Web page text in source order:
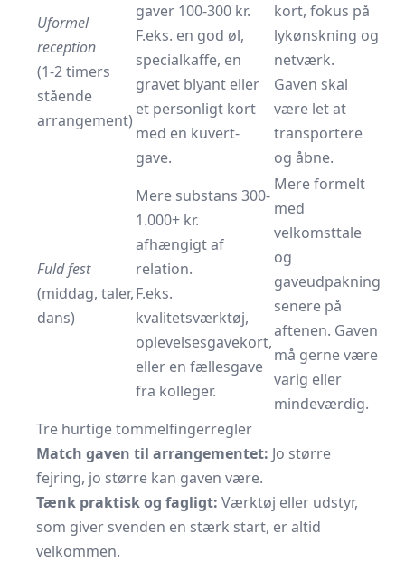
Uformel
reception
(1-2 timers
stående
arrangement)
gaver 100-300 kr.
F.eks. en god øl,
specialkaffe, en
gravet blyant eller
et personligt kort
med en kuvert-
gave.
kort, fokus på
lykønskning og
netværk.
Gaven skal
være let at
transportere
og åbne.
Fuld fest
(middag, taler,
dans)
Mere substans 300-
1.000+ kr.
afhængigt af
relation.
F.eks.
kvalitetsværktøj,
oplevelsesgavekort,
eller en fællesgave
fra kolleger.
Mere formelt
med
velkomsttale
og
gaveudpakning
senere på
aftenen. Gaven
må gerne være
varig eller
mindeværdig.
Tre hurtige tommelfingerregler
Match gaven til arrangementet: Jo større
fejring, jo større kan gaven være.
Tænk praktisk og fagligt: Værktøj eller udstyr,
som giver svenden en stærk start, er altid
velkommen.